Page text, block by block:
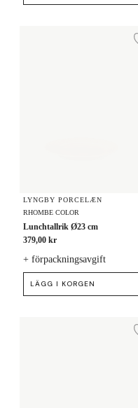
LYNGBY PORCELÆN
RHOMBE COLOR
Lunchtallrik Ø23 cm
379,00 kr
+ förpackningsavgift
LÄGG I KORGEN